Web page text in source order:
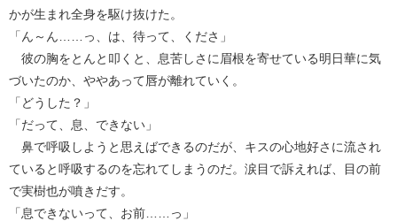
かが生まれ全身を駆け抜けた。
「ん～ん……っ、は、待って、くださ」
彼の胸をとんと叩くと、息苦しさに眉根を寄せている明日華に気
づいたのか、ややあって唇が離れていく。
「どうした？」
「だって、息、できない」
鼻で呼吸しようと思えばできるのだが、キスの心地好さに流され
ていると呼吸するのを忘れてしまうのだ。涙目で訴えれば、目の前
で実樹也が噴きだす。
「息できないって、お前……っ」